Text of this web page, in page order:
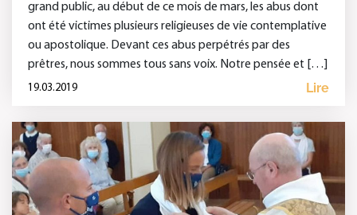
grand public, au début de ce mois de mars, les abus dont
ont été victimes plusieurs religieuses de vie contemplative
ou apostolique. Devant ces abus perpétrés par des
prêtres, nous sommes tous sans voix. Notre pensée et […]
19.03.2019 Lire